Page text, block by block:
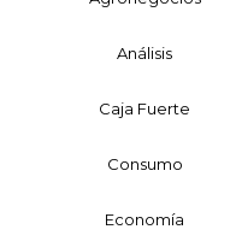
Análisis
Caja Fuerte
Consumo
Economía